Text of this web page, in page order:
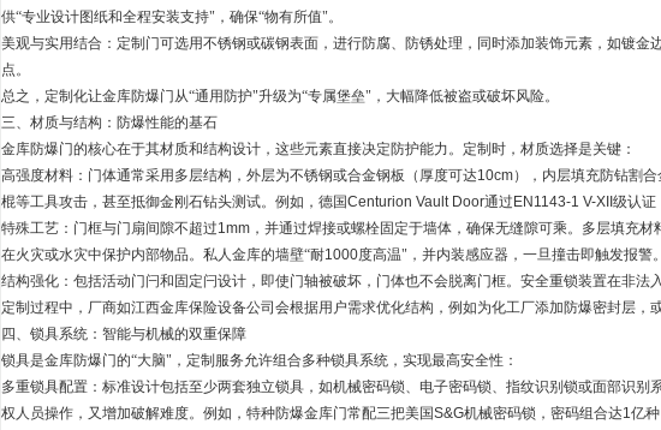
供“专业设计图纸和全程安装支持"，确保“物有所值"。
美观与实用结合：定制门可选用不锈钢或碳钢表面，进行防腐、防锈处理，同时添加装饰元素，如镀金
点。
总之，定制化让金库防爆门从“通用防护"升级为“专属堡垒"，大幅降低被盗或破坏风险。
三、材质与结构：防爆性能的基石
金库防爆门的核心在于其材质和结构设计，这些元素直接决定防护能力。定制时，材质选择是关键：
高强度材料：门体通常采用多层结构，外层为不锈钢或合金钢板（厚度可达10cm），内层填充防钻割
棍等工具攻击，甚至抵御金刚石钻头测试。例如，德国Centurion Vault Door通过 EN1143-1 V-XII 级认证
特殊工艺：门框与门扇间隙不超过1mm ，并通过焊接或螺栓固定于墙体，确保无缝隙可乘。多层填充材
在火灾或水灾中保护内部物品。私人金库的墙壁“耐1000度高温"，并内装感应器，一旦撞击即触发报警。
结构强化：包括活动门闩和固定闩设计，即使门轴被破坏，门体也不会脱离门框。安全重锁装置在非法
定制过程中，厂商如江西金库保险设备公司会根据用户需求优化结构，例如为化工厂添加防爆密封层，
四、锁具系统：智能与机械的双重保障
锁具是金库防爆门的“大脑"，定制服务允许组合多种锁具系统，实现最高安全性：
多重锁具配置：标准设计包括至少两套独立锁具，如机械密码锁、电子密码锁、指纹识别锁或面部识别
权人员操作，又增加破解难度。例如，特种防爆金库门常配三把美国S&G机械密码锁，密码组合达1亿